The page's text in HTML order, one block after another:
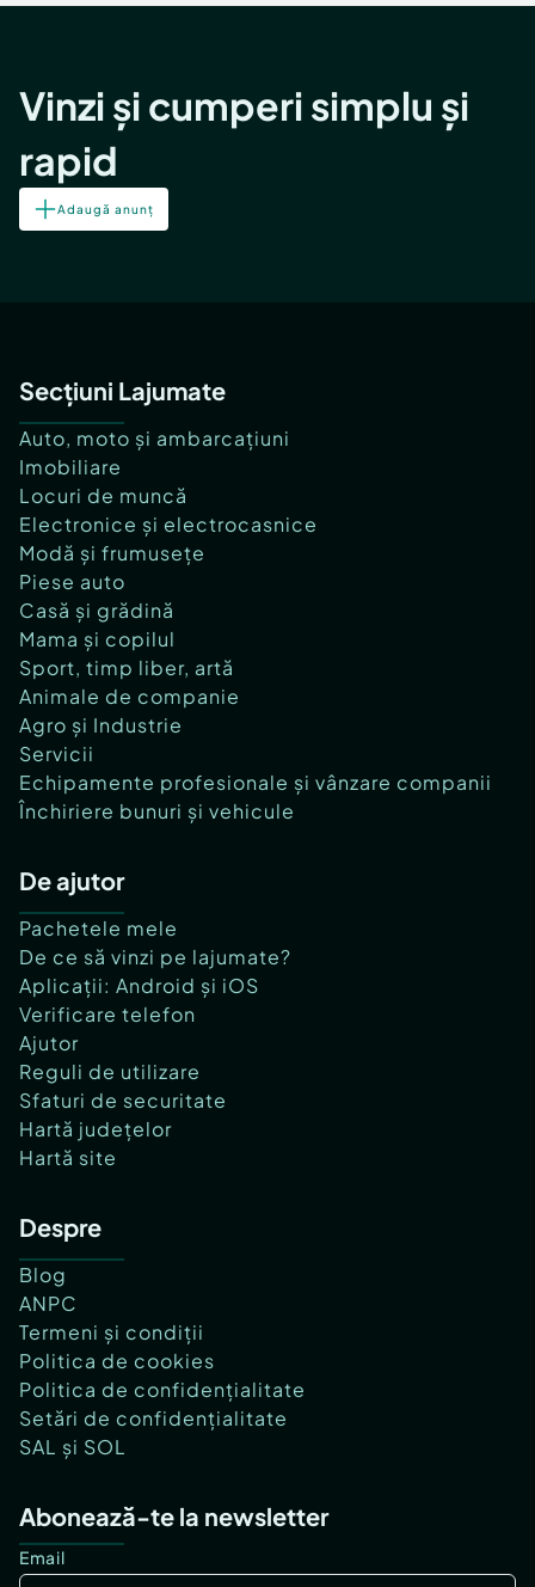
Vinzi și cumperi simplu și
rapid
Adaugă anunț
Secțiuni Lajumate
Auto, moto și ambarcațiuni
Imobiliare
Locuri de muncă
Electronice și electrocasnice
Modă și frumusețe
Piese auto
Casă și grădină
Mama și copilul
Sport, timp liber, artă
Animale de companie
Agro și Industrie
Servicii
Echipamente profesionale și vânzare companii
Închiriere bunuri și vehicule
De ajutor
Pachetele mele
De ce să vinzi pe lajumate?
Aplicații: Android și iOS
Verificare telefon
Ajutor
Reguli de utilizare
Sfaturi de securitate
Hartă județelor
Hartă site
Despre
Blog
ANPC
Termeni și condiții
Politica de cookies
Politica de confidențialitate
Setări de confidențialitate
SAL și SOL
Abonează-te la newsletter
Email